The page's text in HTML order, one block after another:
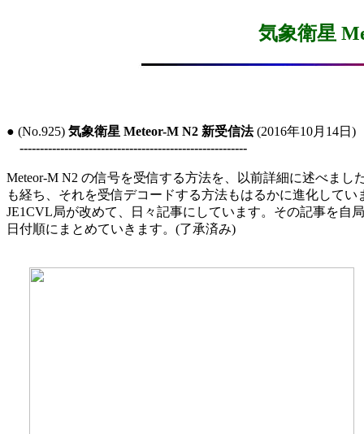
気象衛星
● (No.925) 気象衛星 Meteor-M N2 新受信法 (2016年10月14日)
--------------------------------------------------------
Meteor-M N2 の信号を受信する方法を、以前詳細に述べまし
も経ち、それを受信デコードする方法もはるかに進化してい
JE1CVL局が改めて、日々記事にしています。その記事を自
日付順にまとめていきます。(了承済み)